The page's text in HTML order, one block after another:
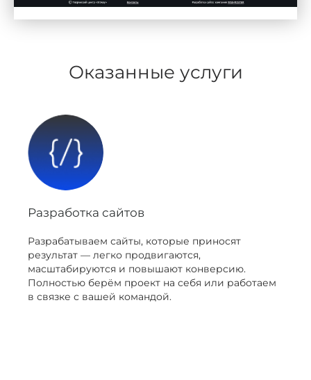
Оказанные услуги
Разработка сайтов
Разрабатываем сайты, которые приносят
результат — легко продвигаются,
масштабируются и повышают конверсию.
Полностью берём проект на себя или работаем
в связке с вашей командой.